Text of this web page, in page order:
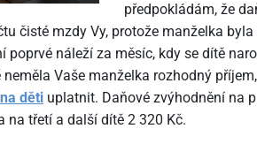
předpokládám, že
čisté mzdy Vy, protože manželka
poprvé náleží za měsíc, kdy se dítě
Vaše manželka rozhodný
děti uplatnit. Daňové zvýhodnění na
na třetí a další dítě 2 320 Kč.